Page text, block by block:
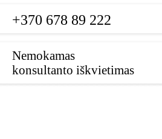
+370 678 89 222
Nemokamas
konsultanto iškvietimas